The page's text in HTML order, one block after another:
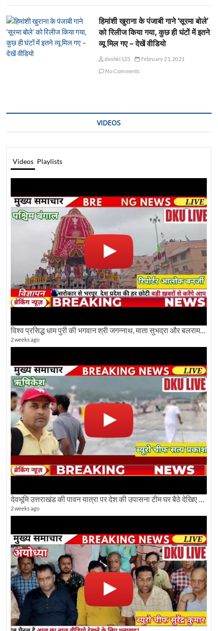
हिमांशी खुराना के पंजाबी गाने ‘सूरमा बोले’
को रिलीज किया गया, कुछ ही घंटों में इतने
व्यू मिल गए – देखें वीडियो
deshki123
February 21, 2021
No Comments
VIDEOS
Videos Playlists
विश्व प्रसिद्ध धाम पुरी की भगवान श्री जगन्नाथ, माता सुभद्रा और बलराम जी की भव्य शोभा यात्रा देखिए
2 weeks ago
देवभूमि उत्तराखंड की पावन यात्रा पर देश की उपासना टीम घर बैठे देखिए अलौकिक दृश्य
2 weeks ago